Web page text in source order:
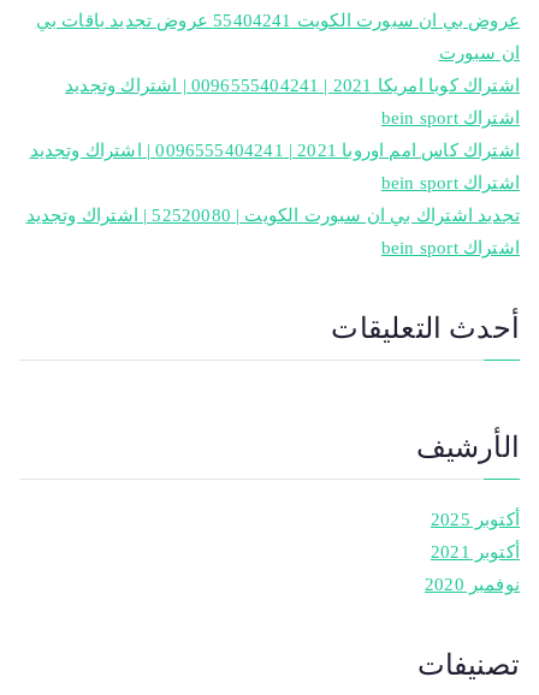
عروض بي ان سبورت الكويت 55404241 عروض تجديد باقات بي
ان سبورت
اشتراك كوبا امريكا 2021 | 0096555404241 | اشتراك وتجديد
اشتراك bein sport
اشتراك كاس امم اوروبا 2021 | 0096555404241 | اشتراك وتجديد
اشتراك bein sport
تجديد اشتراك بي ان سبورت الكويت | 52520080 | اشتراك وتجديد
اشتراك bein sport
أحدث التعليقات
الأرشيف
أكتوبر 2025
أكتوبر 2021
نوفمبر 2020
تصنيفات